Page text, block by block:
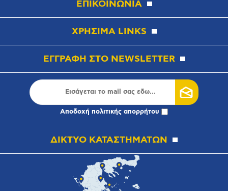
ΕΠΙΚΟΙΝΩΝΙΑ
ΧΡΗΣΙΜΑ LINKS
ΕΓΓΡΑΦΗ ΣΤΟ NEWSLETTER
Αποδοχή πολιτικής απορρήτου
ΔΙΚΤΥΟ ΚΑΤΑΣΤΗΜΑΤΩΝ